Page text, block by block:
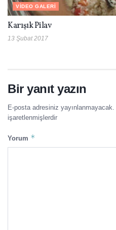
VIDEO GALERI
Karışık Pilav
13 Şubat 2017
Bir yanıt yazın
E-posta adresiniz yayınlanmayacak.
işaretlenmişlerdir
Yorum *